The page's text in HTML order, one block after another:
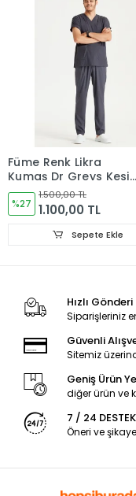
Füme Renk Likra
Kumaş Dr Greys Kesim
Takım Forma
%27
1.500,00 TL
1.100,00 TL
Sepete Ekle
Hızlı Gönderi
Siparişleriniz
Güvenli
Sitemiz
Geniş Ürün
diğer ürün ve
7 / 24 DESTEK
Öneri ve